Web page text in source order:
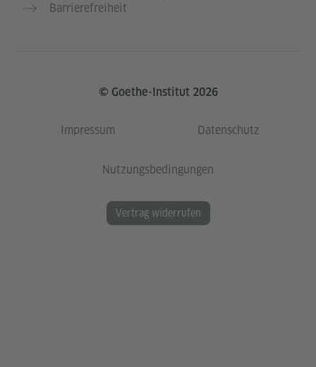
Barrierefreiheit
© Goethe-Institut 2026
Impressum Datenschutz
Nutzungsbedingungen
Vertrag widerrufen